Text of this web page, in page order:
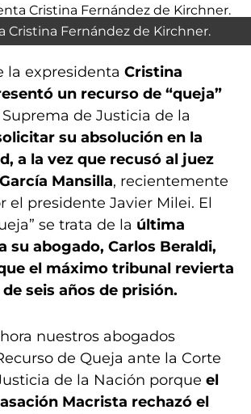
Cristina Fernández de Kirchner.
la expresidenta Cristina
un recurso de “queja”
Suprema de Justicia de la
su absolución en la
a la vez que recusó al juez
Mansilla, recientemente
el presidente Javier Milei. El
se trata de la última
su abogado, Carlos Beraldi,
el máximo tribunal revierta
seis años de prisión.
nuestros abogados
de Queja ante la Corte
de la Nación porque el
Macrista rechazó el